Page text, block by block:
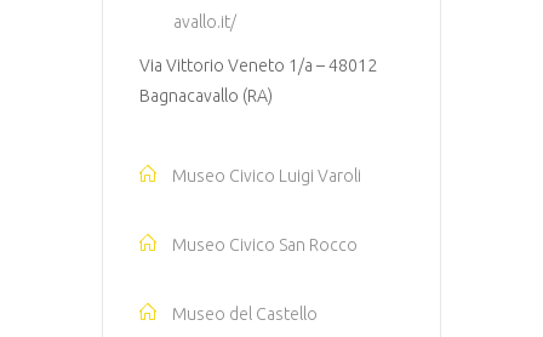
avallo.it/
Via Vittorio Veneto 1/a – 48012
Bagnacavallo (RA)
Museo Civico Luigi Varoli
Museo Civico San Rocco
Museo del Castello